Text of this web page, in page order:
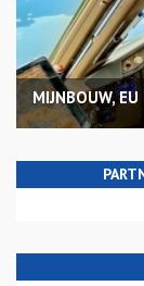
MIJNBOUW,